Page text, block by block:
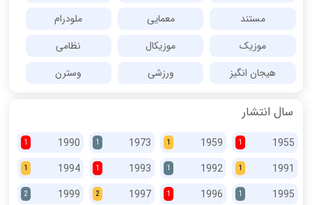
مستند
معمایی
ملودرام
موزیک
موزیکال
نظامی
هیجان انگیز
ورزشی وسترن
سال انتشار
1955
1
1959
1
1973
1
1990
1
1991
1
1992
1
1993
1
1994
1
1995
1
1996
1
1997
2
1999
2